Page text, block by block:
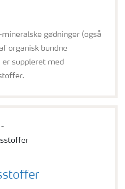
gødninger (også
organisk bundne
suppleret med